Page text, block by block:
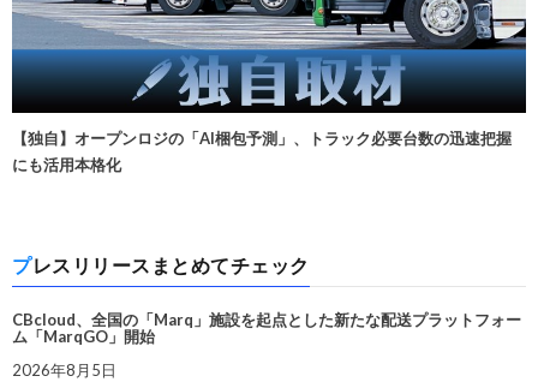
【独自】オープンロジの「AI梱包予測」、トラック必要台数の迅速把握
にも活用本格化
プレスリリースまとめてチェック
CBcloud、全国の「Marq」施設を起点とした新たな配送プラットフォー
ム「MarqGO」開始
2026年8月5日